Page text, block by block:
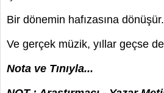
Bir dönemin hafızasına dönüşür.
Ve gerçek müzik, yıllar geçse
Nota ve Tınıyla...